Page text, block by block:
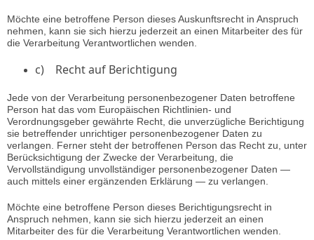
Möchte eine betroffene Person dieses Auskunftsrecht in Anspruch
nehmen, kann sie sich hierzu jederzeit an einen Mitarbeiter des für
die Verarbeitung Verantwortlichen wenden.
c) Recht auf Berichtigung
Jede von der Verarbeitung personenbezogener Daten betroffene
Person hat das vom Europäischen Richtlinien- und
Verordnungsgeber gewährte Recht, die unverzügliche Berichtigung
sie betreffender unrichtiger personenbezogener Daten zu
verlangen. Ferner steht der betroffenen Person das Recht zu, unter
Berücksichtigung der Zwecke der Verarbeitung, die
Vervollständigung unvollständiger personenbezogener Daten —
auch mittels einer ergänzenden Erklärung — zu verlangen.
Möchte eine betroffene Person dieses Berichtigungsrecht in
Anspruch nehmen, kann sie sich hierzu jederzeit an einen
Mitarbeiter des für die Verarbeitung Verantwortlichen wenden.